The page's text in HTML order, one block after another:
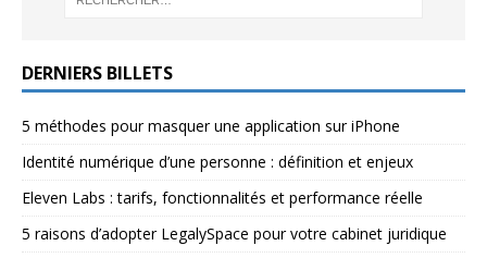
DERNIERS BILLETS
5 méthodes pour masquer une application sur iPhone
Identité numérique d’une personne : définition et enjeux
Eleven Labs : tarifs, fonctionnalités et performance réelle
5 raisons d’adopter LegalySpace pour votre cabinet juridique